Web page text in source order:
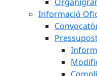
Informació